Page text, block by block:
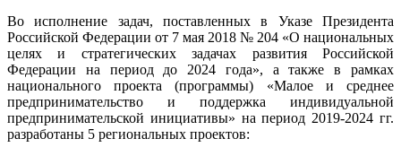
Во исполнение задач, поставленных в Указе Президента
Российской Федерации от 7 мая 2018 № 204 «О национальных
целях и стратегических задачах развития Российской
Федерации на период до 2024 года», а также в рамках
национального проекта (программы) «Малое и среднее
предпринимательство и поддержка индивидуальной
предпринимательской инициативы» на период 2019-2024 гг.
разработаны 5 региональных проектов: